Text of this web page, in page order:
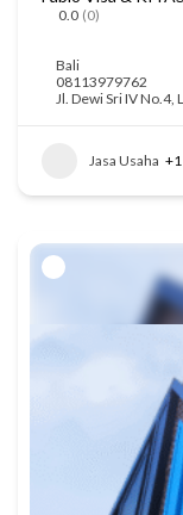
0.0 (0)
Bali
08113979762
Jl. Dewi Sri IV No.4,
Jasa Usaha +1